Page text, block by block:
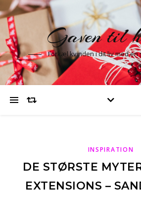
Gaven til
Forkæl kvinden i dit liv med en
INSPIRATION
DE STØRSTE
EXTENSIONS –